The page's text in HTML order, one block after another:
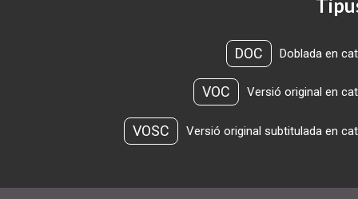
DOC Doblada en
VOC Versió original en
VOSC Versió original subtitulada en